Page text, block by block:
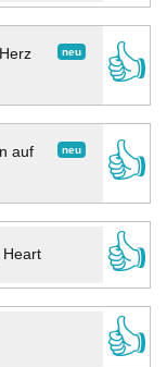
neu 👍
neu
auf
👍
Heart
👍
👍